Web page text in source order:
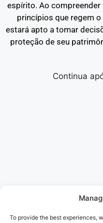
To provide the best experiences,
espírito. Ao
princípios que regem
estará apto a tomar
proteção de seu
Continua